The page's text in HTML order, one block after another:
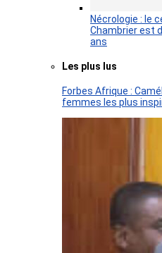
Nécrologie : le
Chambrier est
ans
Les plus lus
Forbes Afrique :
femmes les plus